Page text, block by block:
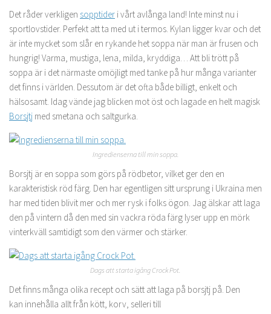
Det råder verkligen sopptider i vårt avlånga land! Inte minst nu i
sportlovstider. Perfekt att ta med ut i termos. Kylan ligger kvar och det
är inte mycket som slår en rykande het soppa när man är frusen och
hungrig! Varma, mustiga, lena, milda, kryddiga… Att bli trött på
soppa är i det närmaste omöjligt med tanke på hur många varianter
det finns i världen. Dessutom är det ofta både billigt, enkelt och
hälsosamt. Idag vände jag blicken mot öst och lagade en helt magisk
Borsjtj med smetana och saltgurka.
Ingredienserna till min soppa.
Borsjtj är en soppa som görs på rödbetor, vilket ger den en
karakteristisk röd färg. Den har egentligen sitt ursprung i Ukraina men
har med tiden blivit mer och mer rysk i folks ögon. Jag älskar att laga
den på vintern då den med sin vackra röda färg lyser upp en mörk
vinterkväll samtidigt som den värmer och stärker.
Dags att starta igång Crock Pot.
Det finns många olika recept och sätt att laga på borsjtj på. Den
kan innehålla allt från kött, korv, selleri till